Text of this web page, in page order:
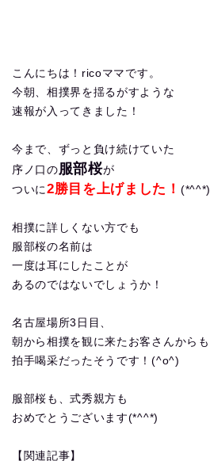
こんにちは！ricoママです。
今朝、相撲界を揺るがすような
速報が入ってきました！
今まで、ずっと負け続けていた
序ノ口の服部桜が
ついに2勝目を上げました！ (*^^*)
相撲に詳しくない方でも
服部桜の名前は
一度は耳にしたことが
あるのではないでしょうか！
名古屋場所3日目、
朝から相撲を観に来たお客さんからも
拍手喝采だったそうです！(^o^)
服部桜も、式秀親方も
おめでとうございます(*^^*)
【関連記事】